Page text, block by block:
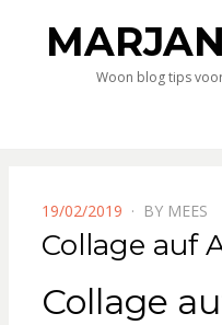
Woon blog tips
POSTED
ON
19/02/2019 BY MEES
Collage auf
Collage